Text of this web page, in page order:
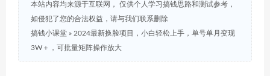
本站内容均来源于互联网， 仅供个人学习搞钱思路和测试参考，
如侵犯了您的合法权益，请与我们联系删除
搞钱小课堂 » 2024最新换脸项目，小白轻松上手，单号单月变现
3W＋，可批量矩阵操作放大